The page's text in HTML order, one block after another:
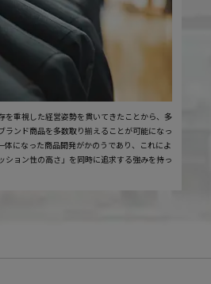
を重視した経営姿勢を貫いてきたことから、多
ランド商品を多数取り揃えることが可能になっ
体になった商品開発がかのうであり、これによ
ション性の高さ」を同時に追求する強みを持っ